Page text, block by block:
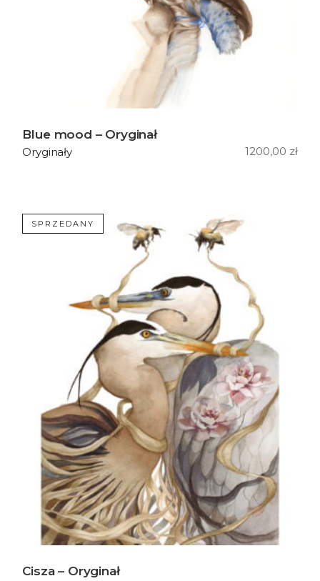
Blue mood – Oryginał
1200,00 zł
Oryginały
SPRZEDANY
Cisza – Oryginał